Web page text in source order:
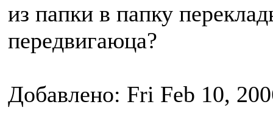
из папки в папку
передвигаюца?
Добавлено: Fri Feb 10,